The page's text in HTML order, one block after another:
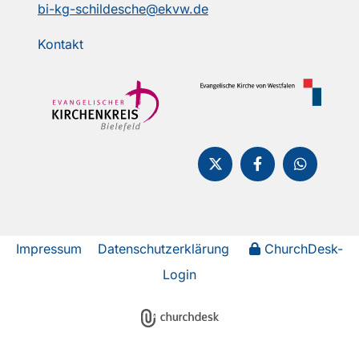
bi-kg-schildesche@ekvw.de
Kontakt
Impressum Datenschutzerklärung
ChurchDesk-
Login